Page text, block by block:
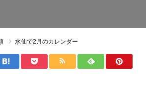
水仙で2月のカレンダー